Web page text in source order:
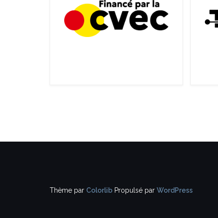
Thème par Colorlib Propulsé par WordPress